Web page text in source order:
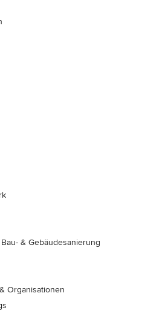
& Gebäudesanierung
Organisationen